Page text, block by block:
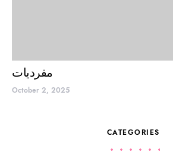
مفردیات
October 2, 2025
CATEGORIES